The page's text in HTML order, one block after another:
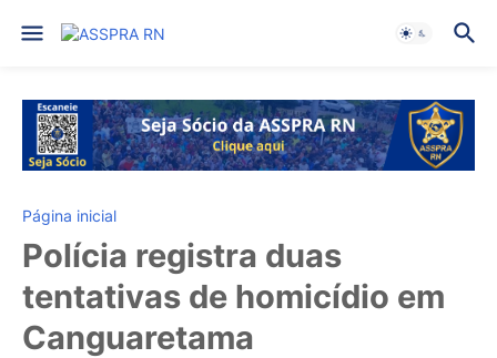
Página inicial
Polícia registra duas
tentativas de homicídio em
Canguaretama